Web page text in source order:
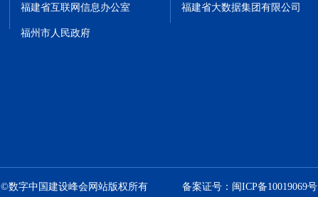
福建省互联网信息办公室
福州市人民政府
福建省大数据集团有限公司
©数字中国建设峰会网站版权所有 备案证号：闽ICP备10019069号